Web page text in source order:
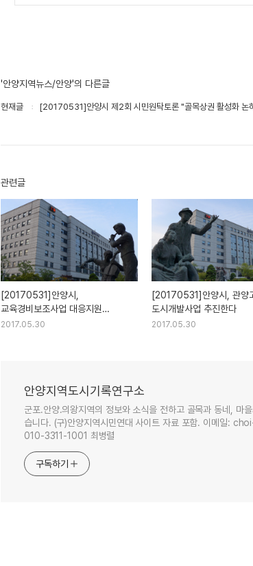
'안양지역뉴스/안양'의 다른글
현재글 [20170531]안양시 제2회 시민원탁토론 "골목상권 활성화 논
관련글
[20170531]안양시,
교육경비보조사업 대응지원
우수기관 표창
2017.05.30
[20170531]안양시, 관양
도시개발사업 추진한다
2017.05.30
안양지역도시기록연구소
군포.안양.의왕지역의 정보와 소식을 전하고 골목과 동네, 마
습니다. (구)안양지역시민연대 사이트 자료 포함. 이메일:
010-3311-1001 최병렬
구독하기